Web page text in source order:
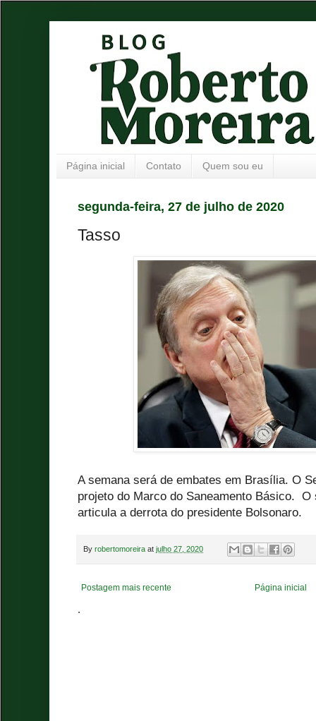
Página inicial Contato Quem sou eu
segunda-feira, 27 de julho de 2020
Tasso
A semana será de embates em Brasília. O
projeto do Marco do Saneamento Básico. O
articula a derrota do presidente Bolsonaro.
By robertomoreira at julho 27, 2020
Postagem mais recente Página inicial
.